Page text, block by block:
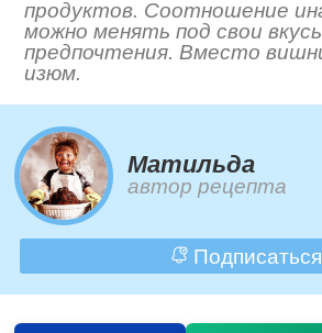
продуктов. Соотношение
можно менять под свои
предпочтения. Вместо
изюм.
Матильда
автор рецепта
Подписаться